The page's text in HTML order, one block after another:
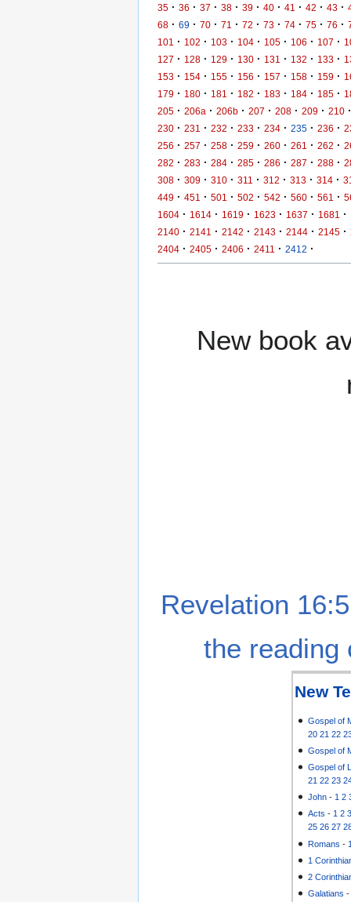
35 · 36 · 37 · 38 · 39 · 40 · 41 · 42 · 43 ·
68 · 69 · 70 · 71 · 72 · 73 · 74 · 75 · 76 ·
101
· 102 · 103 · 104 · 105 · 106 · 107 ·
127 · 128 · 129 · 130 · 131 · 132 · 133 ·
153 · 154 · 155 · 156 · 157 · 158 · 159 ·
179 · 180 · 181 · 182 · 183 · 184 · 185 ·
205 · 206a · 206b · 207 · 208 · 209 · 210 ·
230 · 231 · 232 · 233 · 234 · 235 · 236 ·
256 · 257 · 258 · 259 · 260 · 261 · 262 ·
282 · 283 · 284 · 285 · 286 · 287 · 288 ·
308 · 309 · 310 · 311 · 312 · 313 · 314 ·
449 · 451 · 501 · 502 · 542 · 560 · 561 ·
1604 · 1614 · 1619 · 1623 · 1637 · 1681 ·
2140 · 2141 · 2142 · 2143 · 2144 · 2145 ·
2404 · 2405 · 2406 · 2411 · 2412 ·
New book
Revelation
the reading
New
Gospel of
20 21 22
Gospel of
Gospel of
21 22 23
John - 1 2
Acts - 1 2
25 26 27
Romans -
1
2
Galatians